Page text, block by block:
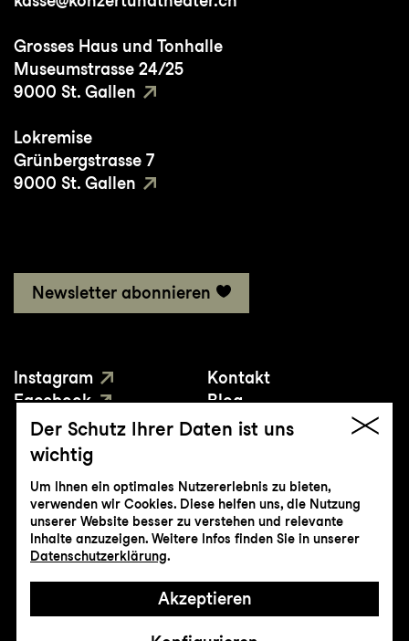
Grosses Haus und Tonhalle
Museumstrasse 24/25
9000 St. Gallen
Lokremise
Grünbergstrasse 7
9000 St. Gallen
Newsletter abonnieren
Instagram
Facebook
YouTube
Kontakt
Blog
Presse
© Genossenschaft Konzert und Theater
St.Gallen
Impressum
Datenschutz AGB Intranet
Der Schutz Ihrer Daten ist uns
wichtig
Um Ihnen ein optimales Nutzererlebnis zu bieten,
verwenden wir Cookies. Diese helfen uns, die Nutzung
unserer Website besser zu verstehen und relevante
Inhalte anzuzeigen. Weitere Infos finden Sie in unserer
Datenschutzerklärung.
Akzeptieren